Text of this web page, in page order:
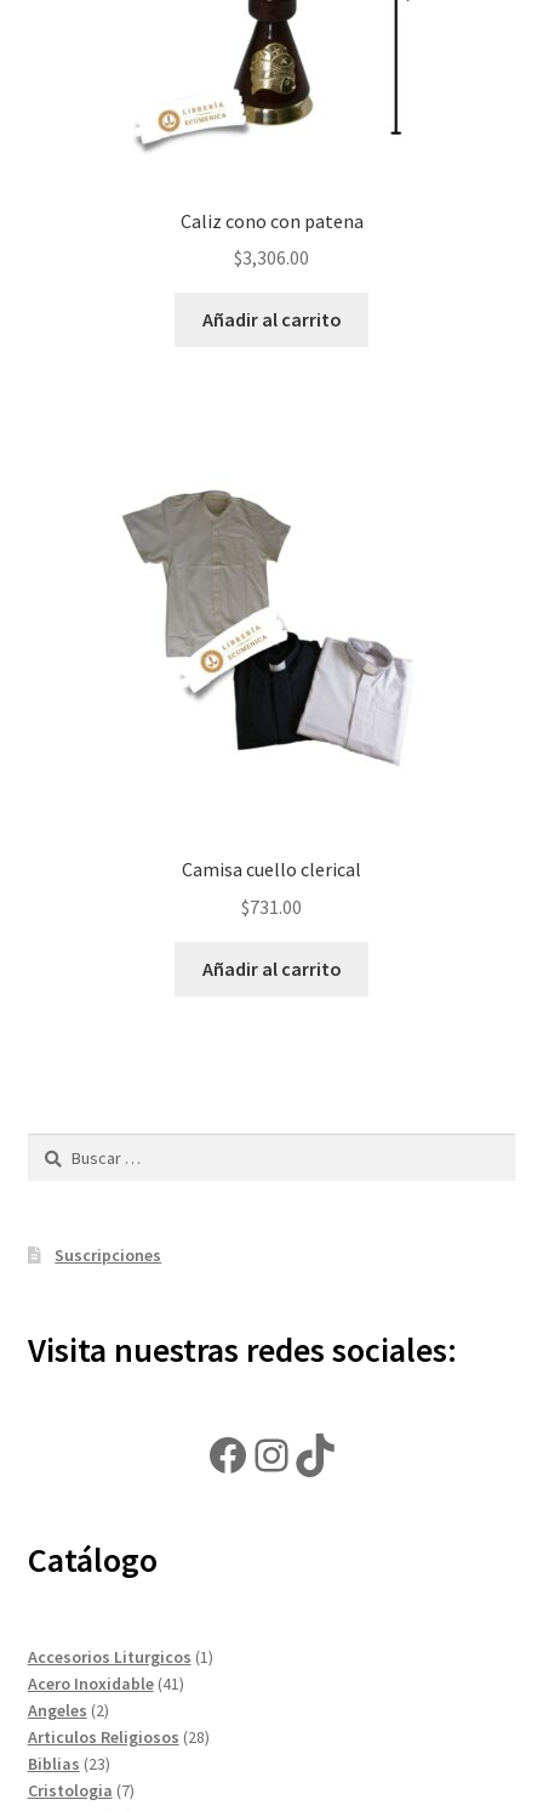
Caliz cono con patena
$3,306.00
Añadir al carrito
Camisa cuello clerical
$731.00
Añadir al carrito
Buscar:
Suscripciones
Visita nuestras redes sociales:
Facebook
Instagram
TikTok
Catálogo
Accesorios Liturgicos 11
Acero Inoxidable 4141
Angeles 22
productos
Articulos Religiosos 2828
Biblias 2323
productos
Cristologia 77